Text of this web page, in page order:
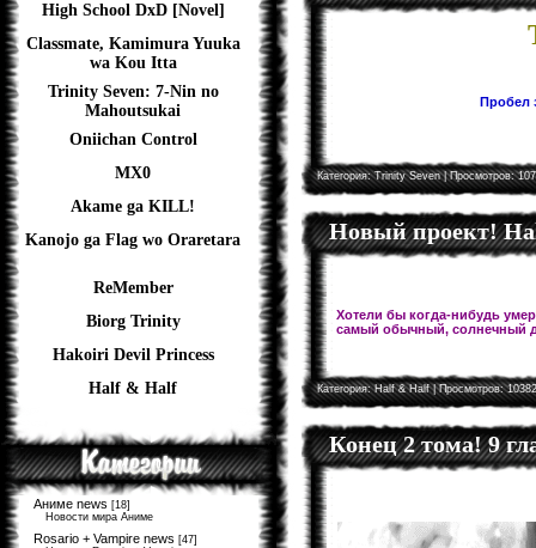
High School DxD [Novel]
Classmate, Kamimura Yuuka
wa Kou Itta
Trinity Seven: 7-Nin no
Mahoutsukai
Oniichan Control
MX0
Akame ga KILL!
Kanojo ga Flag wo Oraretara
ReMember
Biorg Trinity
Hakoiri Devil Princess
Half & Half
Аниме news [18]
Новости мира Аниме
Rosario + Vampire news [47]
Пробел
Категория:Trinity Seven| Просмотров:
Новый проект!
Хотели бы когда-нибудь
самый обычный, солнечный
Категория:Half & Half| Просмотров:
Конец 2 тома! 9